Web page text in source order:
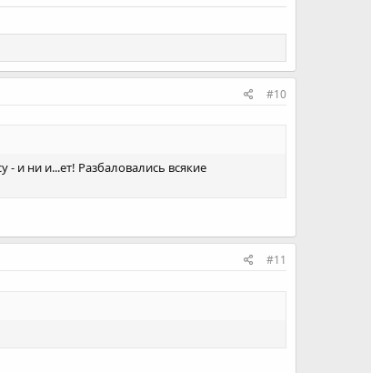
#10
и ни и...ет! Разбаловались всякие
#11